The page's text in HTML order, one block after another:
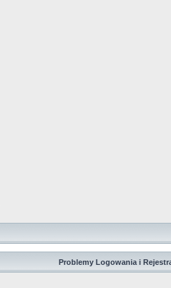
Problemy Logowania i